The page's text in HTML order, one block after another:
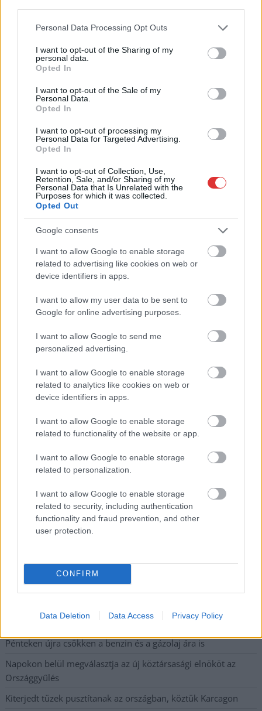
Please note that this website/app uses one or more Google
not limited to your visit or usage behaviour. You may click to
grant or deny consent to Google and its third-party tags to
use your data for below specified purposes in below Google
consent section.
Personal Data Processing Opt Outs
I want to opt-out of the Sharing of my
personal data.
Opted In
I want to opt-out of the Sale of my
Personal Data.
Opted In
I want to opt-out of processing my
Personal Data for Targeted Advertising.
Opted In
I want to opt-out of Collection, Use,
Retention, Sale, and/or Sharing of my
Personal Data that Is Unrelated with the
Purposes for which it was collected.
Opted Out
Google consents
I want to allow Google to enable storage
related to advertising like cookies on web or
device identifiers in apps.
I want to allow my user data to be sent to
Google for online advertising purposes.
I want to allow Google to send me
personalized advertising.
I want to allow Google to enable storage
related to analytics like cookies on web or
device identifiers in apps.
I want to allow Google to enable storage
related to functionality of the website or app.
I want to allow Google to enable storage
related to personalization.
I want to allow Google to enable storage
related to security, including authentication
functionality and fraud prevention, and other
user protection.
CONFIRM
Data Deletion Data Access Privacy Policy
postaládájába érkezik!
A SZOL24 legfrissebb 24 cikke
Már magasabb szinten is nyomoznak Szijjártó
büntetőügyében, vesztegetés miatt 3 év letöltendőt kaphat és
ez csak az egyik botrány
Problémák egész Jász-Nagykun-Szolnok megyében: egyre
több otthoni kútból fogy ki a víz
Szolnokon egy kulcsfontosságú körforgalmat részlegesen
lezárnak a napokban, a közlekedés az átlagost is meghaladó
mértékben lebénul
Elromlott a biztosítóberendezés a ceglédi vasútvonalon,
alapos késések alakultak ki a menetrendhez képest,
kimaradás is előfordult
Ön szerint hogy készül a hamisítatlan szolnoki habos isler?
Országos ellenőrzés indult a hazai akkumulátoripari
üzemekben
Az idei év leglassabb növekedését hozta a június a
kiskereskedelemben
Györfi Mihály több tucat vállalkozással egyeztetett a
kerékpárgyár dolgozóinak megsegítéséről
rekord is megdőlt
Egy telefonhívást akart, végül rendőrök vitték el a mezőtúri
A Tisza kormány minisztere újabb nagy változásokról döntött
a közoktatásban – például az iskolaigazgatók visszakapják
munkáltatói jogaikat
Sok volt az igazolatlan hiányzás, Pócs János fizetéslevonást
kapott, más fideszesek még kevesebbet vittek haza
további üzemeltetését
Csendélet 5.0: alig balesetveszélyes lépcső és remek
állapotban levő buszmegálló mutatja, hogy Szolnok mennyire
élhető város
Pénteken újra csökken a benzin és a gázolaj ára is
Napokon belül megválasztja az új köztársasági elnököt az
Országgyűlés
Kiterjedt tüzek pusztítanak az országban, köztük Karcagon